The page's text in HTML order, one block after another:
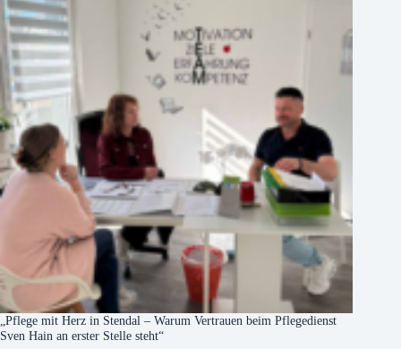
„Pflege mit Herz in Stendal – Warum Vertrauen beim Pflegedienst
Sven Hain an erster Stelle steht“